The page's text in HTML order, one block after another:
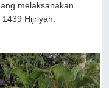
melaksanakan
Hijriyah.